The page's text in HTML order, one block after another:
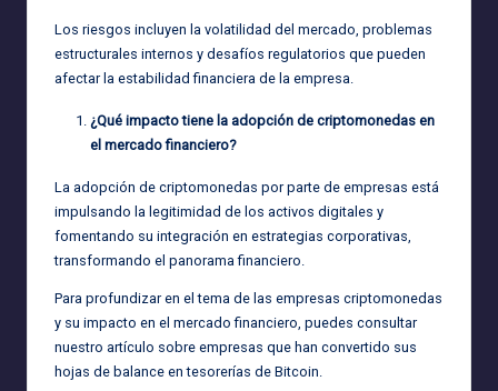
Los riesgos incluyen la volatilidad del mercado, problemas
estructurales internos y desafíos regulatorios que pueden
afectar la estabilidad financiera de la empresa.
¿Qué impacto tiene la adopción de criptomonedas en
el mercado financiero?
La adopción de criptomonedas por parte de empresas está
impulsando la legitimidad de los activos digitales y
fomentando su integración en estrategias corporativas,
transformando el panorama financiero.
Para profundizar en el tema de las empresas criptomonedas
y su impacto en el mercado financiero, puedes consultar
nuestro artículo sobre empresas que han convertido sus
hojas de balance en tesorerías de Bitcoin